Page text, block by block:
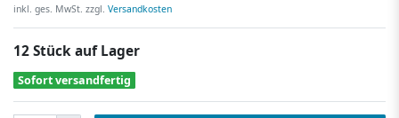
inkl. ges. MwSt. zzgl. Versandkosten
12 Stück auf Lager
Sofort versandfertig